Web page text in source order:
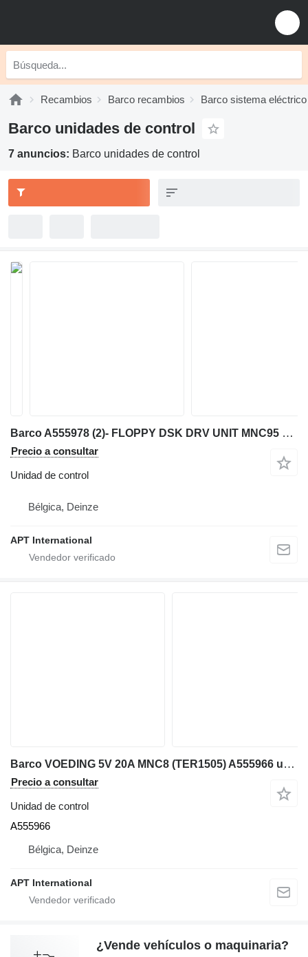
Recambios Barco recambios Barco sistema eléctrico
Barco unidades de control
7 anuncios: Barco unidades de control
Barco A555978 (2)- FLOPPY DSK DRV UNIT MNC95 unidad de control para maquinaria industrial
Precio a consultar
Unidad de control
Bélgica, Deinze
APT International
Barco VOEDING 5V 20A MNC8 (TER1505) A555966 unidad de control para maquinaria industrial
Precio a consultar
Unidad de control
A555966
Bélgica, Deinze
APT International
¿Vende vehículos o maquinaria?